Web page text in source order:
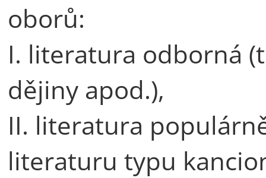
oborů:
I. literatura odborná
dějiny apod.),
II. literatura
literaturu typu